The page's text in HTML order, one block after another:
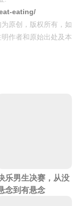
eating/
原创，版权所有，如
作者和原始出处及本
乐男生决赛，从没
念到有悬念